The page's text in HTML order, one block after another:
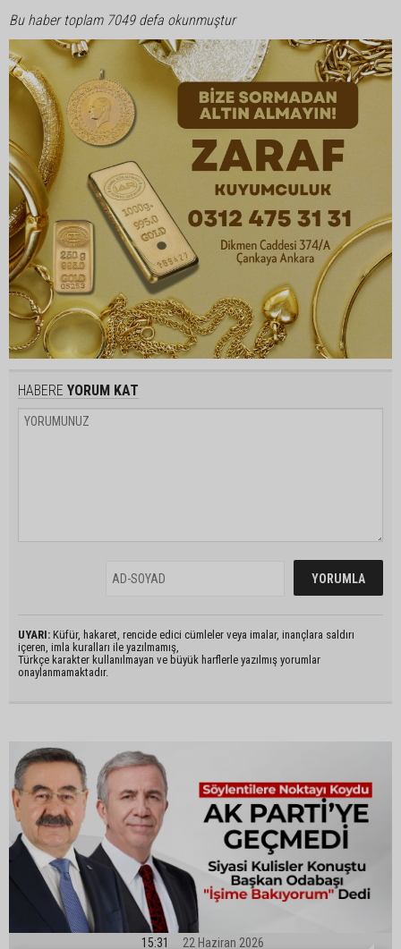
Bu haber toplam 7049 defa okunmuştur
HABERE YORUM KAT
UYARI: Küfür, hakaret, rencide edici cümleler veya imalar, inançlara saldırı
içeren, imla kuralları ile yazılmamış,
Türkçe karakter kullanılmayan ve büyük harflerle yazılmış yorumlar
onaylanmamaktadır.
15:31 22 Haziran 2026